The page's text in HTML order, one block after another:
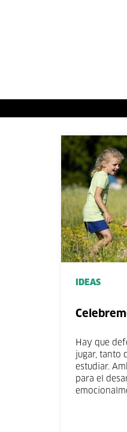
IDEAS
Hay que
jugar, tanto
estudiar.
para el